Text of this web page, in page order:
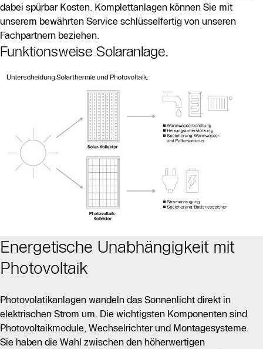
dabei spürbar Kosten. Komplettanlagen können Sie mit
unserem bewährten Service schlüsselfertig von unseren
Fachpartnern beziehen.
Funktionsweise Solaranlage.
Energetische Unabhängigkeit mit
Photovoltaik
Photovolatikanlagen wandeln das Sonnenlicht direkt in
elektrischen Strom um. Die wichtigsten Komponenten sind
Photovoltaikmodule, Wechselrichter und Montagesysteme.
Sie haben die Wahl zwischen den höherwertigen